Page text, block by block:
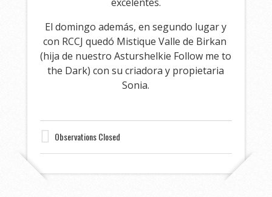
El domingo además, en segundo lugar y
con RCCJ quedó Mistique Valle de Birkan
(hija de nuestro Asturshelkie Follow me to
the Dark) con su criadora y propietaria
Sonia.
Observations Closed